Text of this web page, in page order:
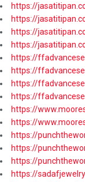
https://
https://
https://
https://
https://
https://
https://
https://
https://
https://
https://
https://
https://
https://